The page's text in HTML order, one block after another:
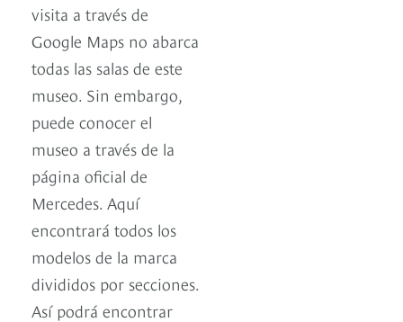
visita a través de
Google Maps no abarca
todas las salas de este
museo. Sin embargo,
puede conocer el
museo a través de la
página oficial de
Mercedes. Aquí
encontrará todos los
modelos de la marca
divididos por secciones.
Así podrá encontrar